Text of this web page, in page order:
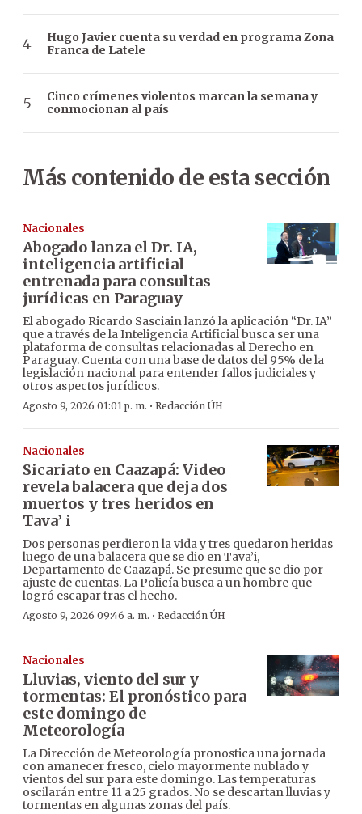
Hugo Javier cuenta su verdad en programa Zona
Franca de Latele
Cinco crímenes violentos marcan la semana y
conmocionan al país
Más contenido de esta sección
Nacionales
Abogado lanza el Dr. IA,
inteligencia artificial
entrenada para consultas
jurídicas en Paraguay
El abogado Ricardo Sasciain lanzó la aplicación “Dr. IA”
que a través de la Inteligencia Artificial busca ser una
plataforma de consultas relacionadas al Derecho en
Paraguay. Cuenta con una base de datos del 95% de la
legislación nacional para entender fallos judiciales y
otros aspectos jurídicos.
Agosto 9, 2026 01:01 p. m. · Redacción ÚH
Nacionales
Sicariato en Caazapá: Video
revela balacera que deja dos
muertos y tres heridos en
Tava’ i
Dos personas perdieron la vida y tres quedaron heridas
luego de una balacera que se dio en Tava’i,
Departamento de Caazapá. Se presume que se dio por
ajuste de cuentas. La Policía busca a un hombre que
logró escapar tras el hecho.
Agosto 9, 2026 09:46 a. m. · Redacción ÚH
Nacionales
Lluvias, viento del sur y
tormentas: El pronóstico para
este domingo de
Meteorología
La Dirección de Meteorología pronostica una jornada
con amanecer fresco, cielo mayormente nublado y
vientos del sur para este domingo. Las temperaturas
oscilarán entre 11 a 25 grados. No se descartan lluvias y
tormentas en algunas zonas del país.